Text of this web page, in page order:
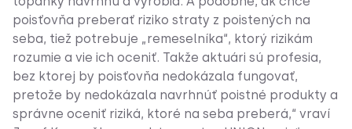
poisťovňa preberať riziko straty z poistených na
seba, tiež potrebuje „remeselníka“, ktorý rizikám
rozumie a vie ich oceniť. Takže aktuári sú profesia,
bez ktorej by poisťovňa nedokázala fungovať,
pretože by nedokázala navrhnúť poistné produkty a
správne oceniť riziká, ktoré na seba preberá,“ vraví